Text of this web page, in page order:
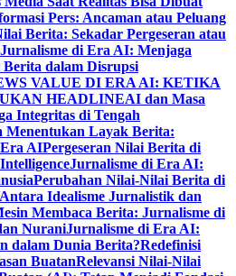
Pers: Ancaman atau Peluang
Berita: Sekadar Pergeseran atau
Jurnalisme di Era AI: Menjaga
dalam Disrupsi
VALUE DI ERA AI: KETIKA
HEADLINEAI dan Masa
Integritas di Tengah
Menentukan Layak Berita:
AIPergeseran Nilai Berita di
Jurnalisme di Era AI:
Perubahan Nilai-Nilai Berita di
Idealisme Jurnalistik dan
Membaca Berita: Jurnalisme di
NuraniJurnalisme di Era AI:
dalam Dunia Berita?Redefinisi
BuatanRelevansi Nilai-Nilai